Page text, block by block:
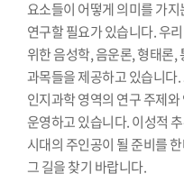
요소들이 어떻게 의미를 가
연구할 필요가 있습니다. 우
위한 음성학, 음운론, 형태론,
과목들을 제공하고 있습니다
인지과학 영역의 연구 주제
운영하고 있습니다. 이성적
시대의 주인공이 될 준비를
그 길을 찾기 바랍니다.